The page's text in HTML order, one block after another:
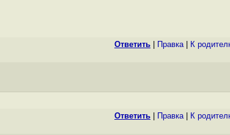
Ответить Правка| К
Ответить Правка| К